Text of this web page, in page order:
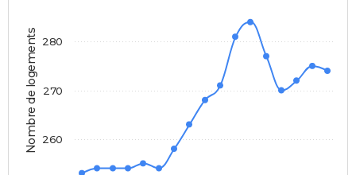
Nombre de logements 260
270
280